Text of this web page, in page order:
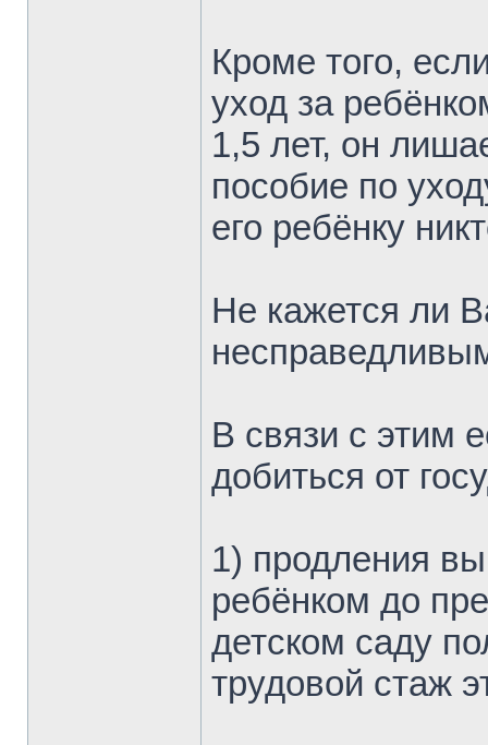
Кроме того,
уход за
1,5 лет, он
пособие по
его ребёнку
Не кажется ли
В связи с этим
добиться от
1) продления
ребёнком до
детском саду
трудовой стаж